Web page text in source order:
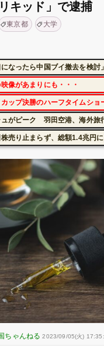
リキッド」で逮捕
東京都 大学
なったら中国ブイ撤去を検
像があまりにも・・・
カップ決勝のハーフタイムシ
ュがピーク 羽田空港、海外旅
売り止まらず、総額1.4兆円
2023/09/05(火)